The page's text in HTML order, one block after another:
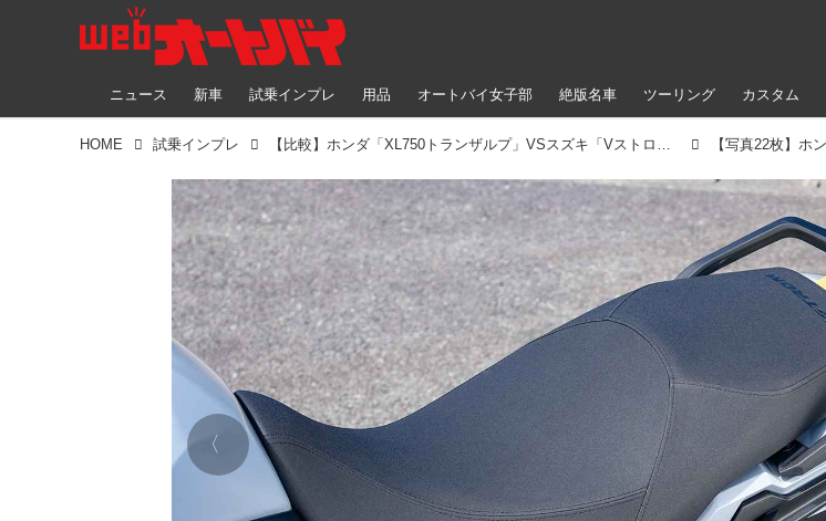
ニュース 新車 試乗インプレ 用品 オートバイ女子部 絶版名車 ツーリング カスタム
HOME 試乗インプレ 【比較】ホンダ「XL750トランザルプ」VSスズキ「Vストローム 800DE」｜オンロードもオフロードも楽しめる新型ミドルアドベンチャー